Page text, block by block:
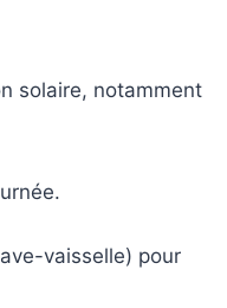
solaire, notamment
vaisselle) pour